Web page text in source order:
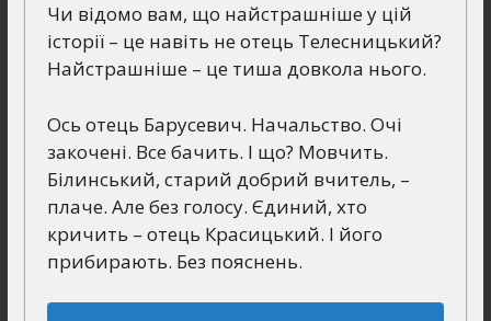
Чи відомо вам, що найстрашніше у цій
історії – це навіть не отець Телесницький?
Найстрашніше – це тиша довкола нього.
Ось отець Барусевич. Начальство. Очі
закочені. Все бачить. І що? Мовчить.
Білинський, старий добрий вчитель, –
плаче. Але без голосу. Єдиний, хто
кричить – отець Красицький. І його
прибирають. Без пояснень.